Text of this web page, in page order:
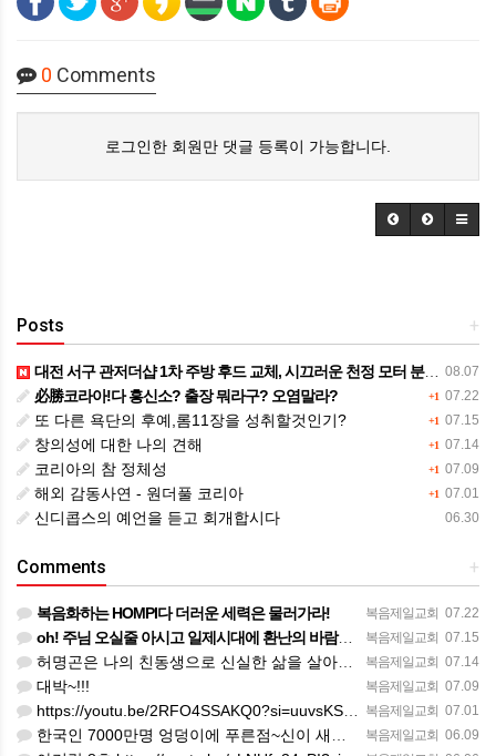
0 Comments
로그인한 회원만 댓글 등록이 가능합니다.
+
Posts
08.07
대전 서구 관저더샵 1차 주방 후드 교체, 시끄러운 천정 모터 분리 작업까지 완벽하게!새 창 열림
+1 07.22
必勝코라아!다 흥신소? 출장 뭐라구? 오염말라?
+1 07.15
또 다른 욕단의 후예,롬11장을 성취할것인기?
+1 07.14
창의성에 대한 나의 견해
+1 07.09
코리아의 참 정체성
+1 07.01
해외 감동사연 - 원더풀 코리아
06.30
신디콥스의 예언을 듣고 회개합시다
+
Comments
복음제일교회 07.22
복음화하는 HOMPI다 더러운 세력은 물러가라!
복음제일교회 07.15
oh! 주님 오실줄 아시고 일제시대에 환난의 바람을 불어 러시아의 한지역에서 중앙아시아로 89녆 출애굽의 역…
복음제일교회 07.14
허명곤은 나의 친동생으로 신실한 삶을 살아가고 있다. 한 편의 노래가 대중화 하지 않았을지라도 독일인들의 소…
복음제일교회 07.09
대박~!!!
복음제일교회 07.01
https://youtu.be/2RFO4SSAKQ0?si=uuvsKScwWixxlzg8(김정호교수 보고)
복음제일교회 06.09
한국인 7000만명 엉덩이에 푸른점~신이 새겨준 화인(火印)을 새겨준 한국인의 엉덩이에 새겨진 화인이었다.